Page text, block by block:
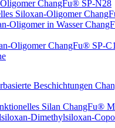
ChangFu® SP-N28
Siloxan-Oligomer
Oligomer in Wasser
Oligomer ChangFu® SP-
Beschichtungen
Silan ChangFu®
Dimethylsiloxan-